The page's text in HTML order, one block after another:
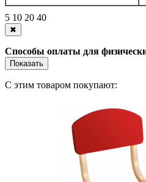
5 10 20 40
✖
Способы оплаты для
Показать
С этим товаром покупают: